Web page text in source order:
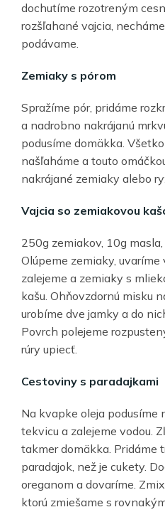
dochutíme rozotreným
rozšľahané vajcia,
podávame.
Zemiaky s pórom
Spražíme pór, pridáme
a nadrobno nakrájanú
podusíme domäkka.
našľaháme a touto
nakrájané zemiaky alebo
Vajcia so zemiakovou
250g zemiakov, 10g
Olúpeme zemiaky, uvaríme
zalejeme a zemiaky s
kašu. Ohňovzdornú misku
urobíme dve jamky a do
Povrch polejeme
rúry upiecť.
Cestoviny s paradajkami
Na kvapke oleja podusíme
tekvicu a zalejeme vodou.
takmer domäkka. Pridáme
paradajok, než je cukety.
oreganom a dovaríme.
ktorú zmiešame s